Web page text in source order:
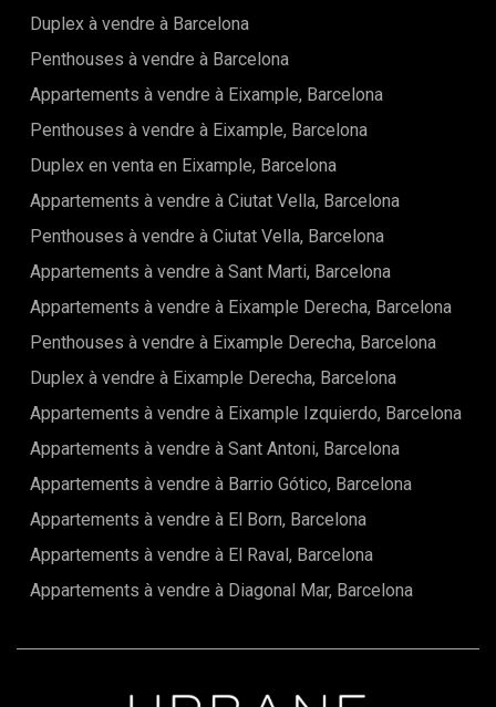
Duplex à vendre à Barcelona
Penthouses à vendre à Barcelona
Appartements à vendre à Eixample, Barcelona
Penthouses à vendre à Eixample, Barcelona
Duplex en venta en Eixample, Barcelona
Appartements à vendre à Ciutat Vella, Barcelona
Penthouses à vendre à Ciutat Vella, Barcelona
Appartements à vendre à Sant Marti, Barcelona
Appartements à vendre à Eixample Derecha, Barcelona
Penthouses à vendre à Eixample Derecha, Barcelona
Duplex à vendre à Eixample Derecha, Barcelona
Appartements à vendre à Eixample Izquierdo, Barcelona
Appartements à vendre à Sant Antoni, Barcelona
Appartements à vendre à Barrio Gótico, Barcelona
Appartements à vendre à El Born, Barcelona
Appartements à vendre à El Raval, Barcelona
Appartements à vendre à Diagonal Mar, Barcelona